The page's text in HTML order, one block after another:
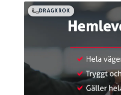
DRAGKROK